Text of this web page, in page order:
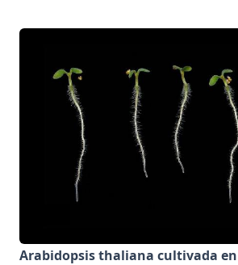
Arabidopsis thaliana cultivada